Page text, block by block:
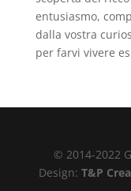
entusiasmo,
dalla vostra
per farvi vivere
© 2014-2022
Design:T&P